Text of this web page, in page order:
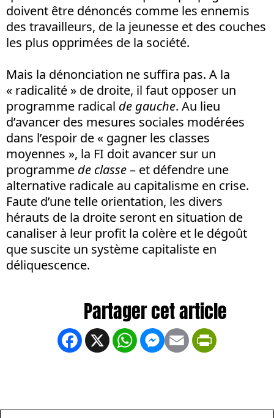
doivent être dénoncés comme les ennemis
des travailleurs, de la jeunesse et des couches
les plus opprimées de la société.
Mais la dénonciation ne suffira pas. A la
« radicalité » de droite, il faut opposer un
programme radical de gauche. Au lieu
d’avancer des mesures sociales modérées
dans l’espoir de « gagner les classes
moyennes », la FI doit avancer sur un
programme de classe– et défendre une
alternative radicale au capitalisme en crise.
Faute d’une telle orientation, les divers
hérauts de la droite seront en situation de
canaliser à leur profit la colère et le dégoût
que suscite un système capitaliste en
déliquescence.
Facebook
X WhatsApp
Messenger
Email